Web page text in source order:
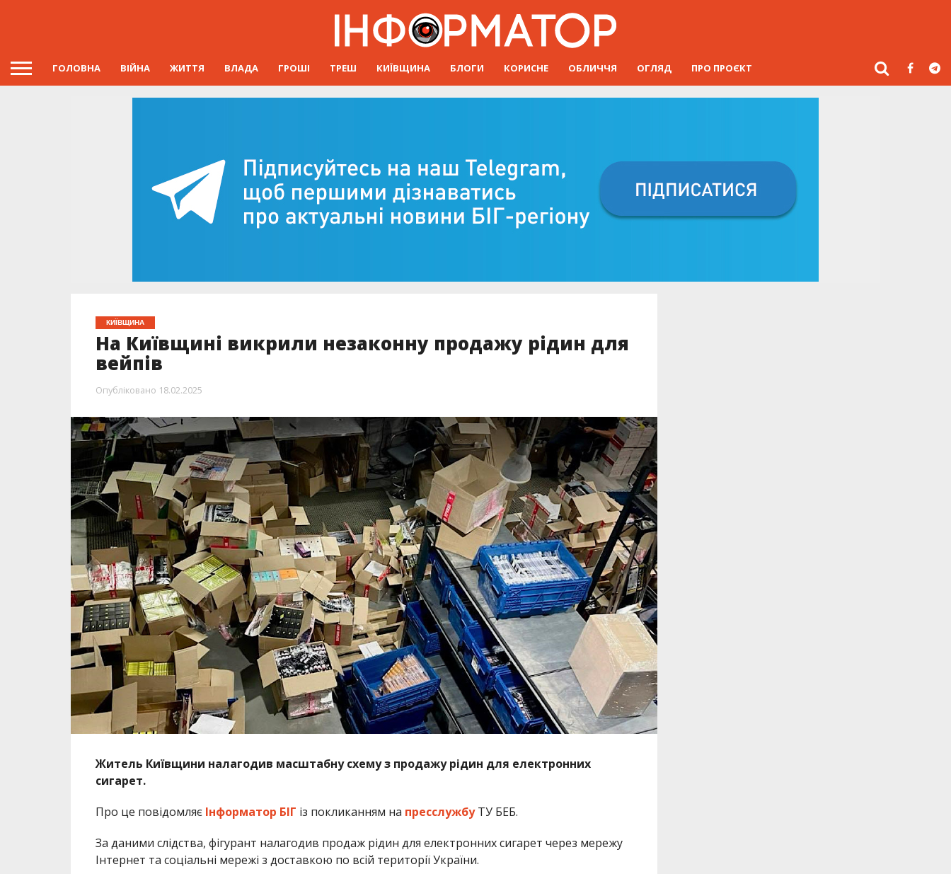
ГОЛОВНА ВІЙНА ЖИТТЯ ВЛАДА ГРОШІ ТРЕШ КИЇВЩИНА БЛОГИ КОРИСНЕ ОБЛИЧЧЯ ОГЛЯД ПРО ПРОЄКТ
КИЇВЩИНА
На Київщині викрили незаконну продажу рідин для
вейпів
Опубліковано 18.02.2025
Житель Київщини налагодив масштабну схему з продажу рідин для електронних
сигарет.
Про це повідомляє Інформатор БІГ із покликанням на пресслужбуТУ БЕБ.
За даними слідства, фігурант налагодив продаж рідин для електронних сигарет через мережу
Інтернет та соціальні мережі з доставкою по всій території України.